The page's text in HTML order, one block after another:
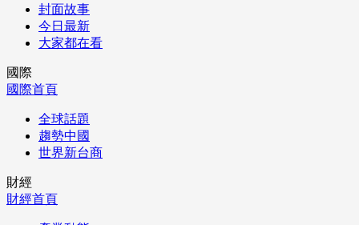
封面故事
今日最新
大家都在看
國際
國際首頁
全球話題
趨勢中國
世界新台商
財經
財經首頁